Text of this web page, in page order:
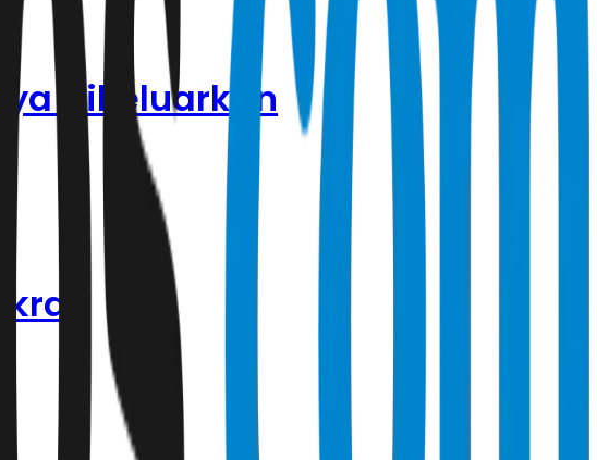
Dikeluarkan